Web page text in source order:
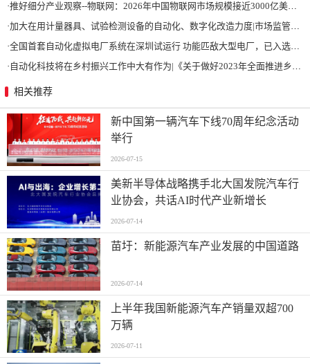
·推好细分产业观察--物联网：2026年中国物联网市场规模接近3000亿美元 智慧工厂、智慧城市、智慧电网等将占60%以上
·加大在用计量器具、试验检测设备的自动化、数字化改造力度|市场监管总局 工业和信息化部 关于促进企业计量能力提升的指导意见
·全国首套自动化虚拟电厂系统在深圳试运行 功能匹敌大型电厂，已入选国际典型案例
· 自动化科技将在乡村振兴工作中大有作为|《关于做好2023年全面推进乡村振兴重点工作的意见》发布
相关推荐
新中国第一辆汽车下线70周年纪念活动
举行
2026-07-15
美新半导体战略携手北大国发院汽车行
业协会，共话AI时代产业新增长
2026-07-14
苗圩：新能源汽车产业发展的中国道路
2026-07-14
上半年我国新能源汽车产销量双超700
万辆
2026-07-11